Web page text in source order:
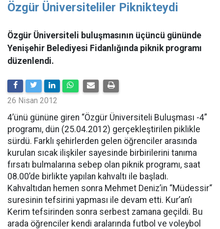
Özgür Üniversiteliler Piknikteydi
Özgür Üniversiteli buluşmasının üçüncü gününde
Yenişehir Belediyesi Fidanlığında piknik programı
düzenlendi.
26 Nisan 2012
4’ünü gününe giren “Özgür Üniversiteli Buluşması -4”
programı, dün (25.04.2012) gerçekleştirilen piklikle
sürdü. Farklı şehirlerden gelen öğrenciler arasında
kurulan sıcak ilişkiler sayesinde birbirilerini tanıma
fırsatı bulmalarına sebep olan piknik programı, saat
08.00’de birlikte yapılan kahvaltı ile başladı.
Kahvaltıdan hemen sonra Mehmet Deniz’in “Müdessir“
suresinin tefsirini yapması ile devam etti. Kur’an’ı
Kerim tefsirinden sonra serbest zamana geçildi. Bu
arada öğrenciler kendi aralarında futbol ve voleybol